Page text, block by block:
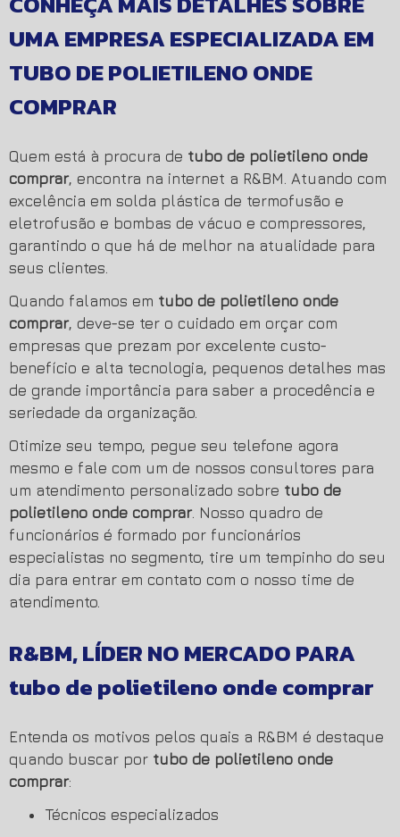
UMA EMPRESA ESPECIALIZADA EM
TUBO DE POLIETILENO ONDE
COMPRAR
Quem está à procura de tubo de polietileno onde
comprar, encontra na internet a R&BM. Atuando com
excelência em solda plástica de termofusão e
eletrofusão e bombas de vácuo e compressores,
garantindo o que há de melhor na atualidade para
seus clientes.
Quando falamos em tubo de polietileno onde
comprar, deve-se ter o cuidado em orçar com
empresas que prezam por excelente custo-
benefício e alta tecnologia, pequenos detalhes mas
de grande importância para saber a procedência e
seriedade da organização.
Otimize seu tempo, pegue seu telefone agora
mesmo e fale com um de nossos consultores para
um atendimento personalizado sobre tubo de
polietileno onde comprar. Nosso quadro de
funcionários é formado por funcionários
especialistas no segmento, tire um tempinho do seu
dia para entrar em contato com o nosso time de
atendimento.
R&BM, LÍDER NO MERCADO PARA
tubo de polietileno onde comprar
Entenda os motivos pelos quais a R&BM é destaque
quando buscar por tubo de polietileno onde
comprar:
técnicos especializados